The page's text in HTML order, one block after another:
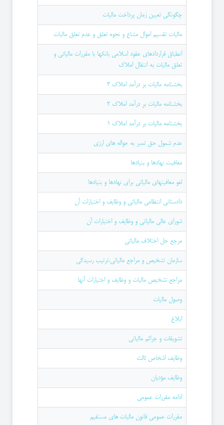
چگونگی تعیین زمان پرداخت مالیات
مالیات تقسیم اموال مشاع و نحوه تعلق و عدم تعلق مالیات
انطباق قراردادهای عقود اسلامی بانکها با مقررات مالیاتی و
تعلق مالیات به انتقال املاک
بخشنامه مالیات بر درآمد املاک 3
بخشنامه مالیات بر درآمد املاک 2
بخشنامه مالیات بر درآمد املاک 1
عدم شمول حق تمبر به حواله های ارزی
معافیت نهادها و بنیادها
لغو معافیتهای مالیاتی برای نهادها و بنیادها
دادستانی انتظامی مالیاتی و وظایف و اختیارات آن
شورای عالی مالیاتی و وظایف و اختیارات آن
مرجع حل اختلاف مالیاتی
سازمان تشخیص و مراجع مالیاتی:ترتیب رسیدگی
مراجع تشخیص مالیات و وظایف و اختیارات آنها
وصول مالیات
ابلاغ
تشویقات و جرائم مالیاتی
وظایف اشخاص ثالث
وظایف مؤدیان
ادامه مقررات عمومی
مقررات عمومی قانون مالیات های مستقیم